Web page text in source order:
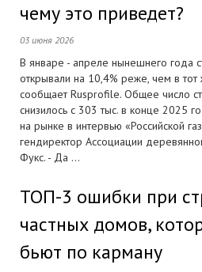
чему это приведет?
03 июня 2026
В январе - апреле нынешнего года
открывали на 10,4% реже, чем в
сообщает Rusprofile. Общее число
снизилось с 303 тыс. в конце 2025
на рынке в интервью «Российской
гендиректор Ассоциации
Фукс. - Да ...
ТОП-3 ошибки при
частных домов,
бьют по карману